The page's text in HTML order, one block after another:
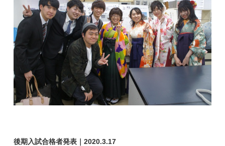
後期入試合格者発表｜2020.3.17